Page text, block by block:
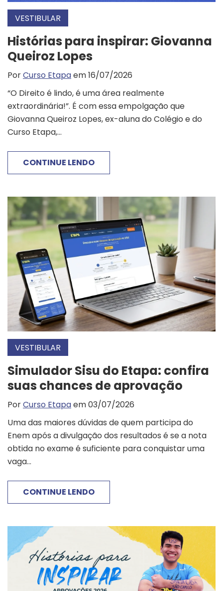
VESTIBULAR
Histórias para inspirar: Giovanna
Queiroz Lopes
PorCurso Etapaem 16/07/2026
“O Direito é lindo, é uma área realmente
extraordinária!”. É com essa empolgação que
Giovanna Queiroz Lopes, ex-aluna do Colégio e do
Curso Etapa,...
CONTINUE LENDO
VESTIBULAR
Simulador Sisu do Etapa: confira
suas chances de aprovação
PorCurso Etapaem 03/07/2026
Uma das maiores dúvidas de quem participa do
Enem após a divulgação dos resultados é se a nota
obtida no exame é suficiente para conquistar uma
vaga...
CONTINUE LENDO